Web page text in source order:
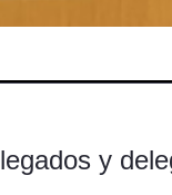
y